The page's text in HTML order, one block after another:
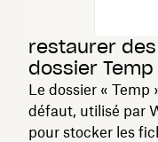
restaurer
dossier
Le dossier «
défaut, utilisé par
pour stocker les